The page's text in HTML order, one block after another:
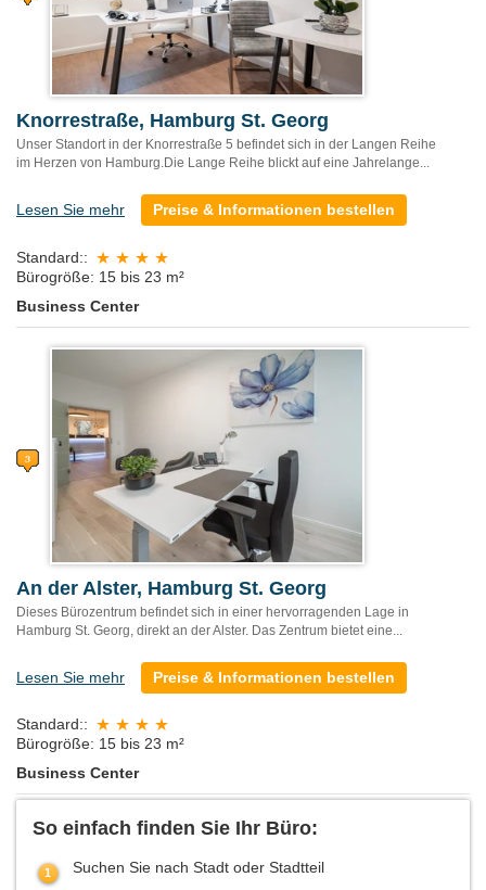
Knorrestraße, Hamburg St. Georg
Unser Standort in der Knorrestraße 5 befindet sich in der Langen Reihe
im Herzen von Hamburg.Die Lange Reihe blickt auf eine Jahrelange...
Lesen Sie mehr Preise & Informationen bestellen
Standard::
Bürogröße: 15 bis 23 m²
Business Center
An der Alster, Hamburg St. Georg
Dieses Bürozentrum befindet sich in einer hervorragenden Lage in
Hamburg St. Georg, direkt an der Alster. Das Zentrum bietet eine...
Lesen Sie mehr Preise & Informationen bestellen
Standard::
Bürogröße: 15 bis 23 m²
Business Center
So einfach finden Sie Ihr Büro:
Suchen Sie nach Stadt oder Stadtteil